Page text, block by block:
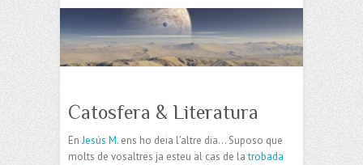
Catosfera & Literatura
En Jesús M. ens ho deia l’altre dia… Suposo que
molts de vosaltres ja esteu al cas de latrobada